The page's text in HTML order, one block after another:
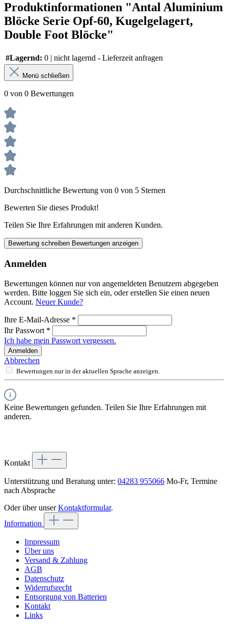
Produktinformationen "Antal Aluminium
Blöcke Serie Opf-60, Kugelgelagert,
Double Foot Blöcke"
#Lagernd: 0 | nicht lagernd - Lieferzeit anfragen
Menü schließen
0 von 0 Bewertungen
Durchschnittliche Bewertung von 0 von 5 Sternen
Bewerten Sie dieses Produkt!
Teilen Sie Ihre Erfahrungen mit anderen Kunden.
Bewertung schreiben Bewertungen anzeigen
Anmelden
Bewertungen können nur von angemeldeten Benutzern abgegeben
werden. Bitte loggen Sie sich ein, oder erstellen Sie einen neuen
Account. Neuer Kunde?
Ihre E-Mail-Adresse *
Ihr Passwort *
Ich habe mein Passwort vergessen.
Anmelden
Abbrechen
Bewertungen nur in der aktuellen Sprache anzeigen.
Keine Bewertungen gefunden. Teilen Sie Ihre Erfahrungen mit
anderen.
Kontakt
Unterstützung und Beratung unter: 04283 955066 Mo-Fr, Termine
nach Absprache
Oder über unserKontaktformular.
Information
Impressum
Über uns
Versand & Zahlung
AGB
Datenschutz
Widerrufsrecht
Entsorgung von Batterien
Kontakt
Links